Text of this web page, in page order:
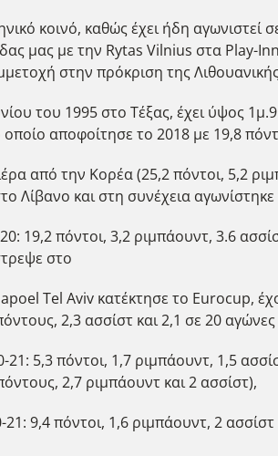
κοινό, καθώς έχει ήδη
μας με την Rytas Vilnius στα Play-
στην πρόκριση της
του 1995 στο Τέξας, έχει ύψος
αποφοίτησε το 2018 με 19,8
από την Κορέα (25,2 πόντοι, 5,2
Λίβανο και στη συνέχεια
19,2 πόντοι, 3,2 ριμπάουντ, 3.6
στο
Tel Aviv κατέκτησε το Εurocup,
2,3 ασσίστ και 2,1 σε 20
5,3 πόντοι, 1,7 ριμπάουντ, 1,5
2,7 ριμπάουντ και 2 ασσίστ),
9,4 πόντοι, 1,6 ριμπάουντ, 2